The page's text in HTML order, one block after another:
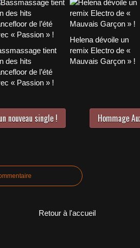
tient
des hits
de l’été
« Passion » !
Helena dévoile un
remix Electro de «
Mauvais Garçon » !
nouveau single ! Hommage
Retour à l'accueil